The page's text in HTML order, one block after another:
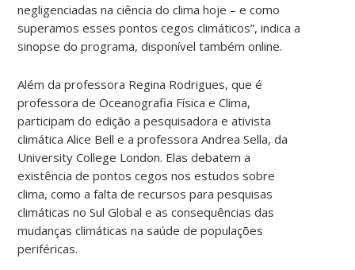
negligenciadas na ciência do clima hoje – e como
superamos esses pontos cegos climáticos”, indica a
sinopse do programa, disponível também online.
Além da professora Regina Rodrigues, que é
professora de Oceanografia Física e Clima,
participam do edição a pesquisadora e ativista
climática Alice Bell e a professora Andrea Sella, da
University College London. Elas debatem a
existência de pontos cegos nos estudos sobre
clima, como a falta de recursos para pesquisas
climáticas no Sul Global e as consequências das
mudanças climáticas na saúde de populações
periféricas.